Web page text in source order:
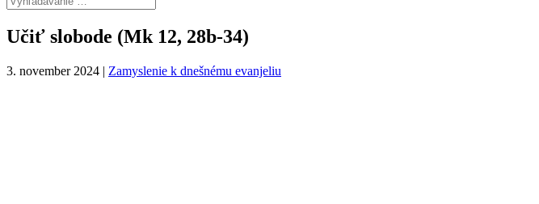
Učiť slobode (Mk 12, 28b-34)
3. november 2024 | Zamyslenie k dnešnému evanjeliu